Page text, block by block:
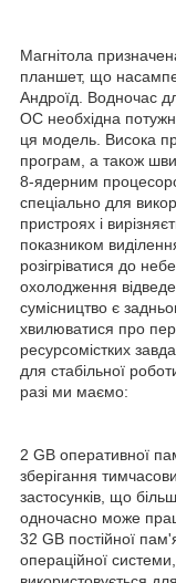
Магнітола
планшет, що
Андроїд. Водночас
ОС необхідна
ця модель. Висока
програм, а також
8-ядерним
спеціально для
пристроях і
показником
розігріватися до
охолодження
сумісництво є
хвилюватися про
ресурсомістких
для стабільної
разі ми маємо:
2 GB оперативної
зберігання
застосунків, що
одночасно може
32 GB постійної
операційної